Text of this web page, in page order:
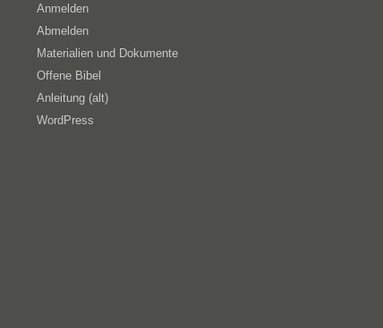
Anmelden
Abmelden
Materialien und Dokumente
Offene Bibel
Anleitung (alt)
WordPress